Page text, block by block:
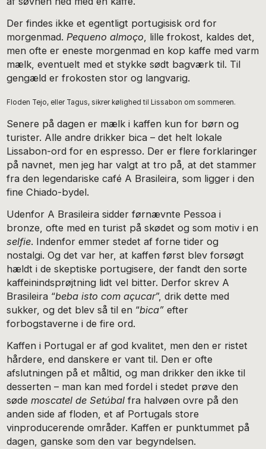
Der findes ikke et egentligt portugisisk ord for
morgenmad.Pequeno almoço, lille frokost, kaldes det,
men ofte er eneste morgenmad en kop kaffe med varm
mælk, eventuelt med et stykke sødt bagværk til. Til
gengæld er frokosten stor og langvarig.
Floden Tejo, eller Tagus, sikrer kølighed til Lissabon om sommeren.
Senere på dagen er mælk i kaffen kun for børn og
turister. Alle andre drikker bica – det helt lokale
Lissabon-ord for en espresso. Der er flere forklaringer
på navnet, men jeg har valgt at tro på, at det stammer
fra den legendariske café A Brasileira, som ligger i den
fine Chiado-bydel.
Udenfor A Brasileira sidder førnævnte Pessoa i
bronze, ofte med en turist på skødet og som motiv i en
selfie. Indenfor emmer stedet af forne tider og
nostalgi. Og det var her, at kaffen først blev forsøgt
hældt i de skeptiske portugisere, der fandt den sorte
kaffeinindsprøjtning lidt vel bitter. Derfor skrev A
Brasileira “beba isto com açucar”, drik dette med
sukker, og det blev så til en “bica” efter
forbogstaverne i de fire ord.
Kaffen i Portugal er af god kvalitet, men den er ristet
hårdere, end danskere er vant til. Den er ofte
afslutningen på et måltid, og man drikker den ikke til
desserten – man kan med fordel i stedet prøve den
sødemoscatel de Setúbal fra halvøen ovre på den
anden side af floden, et af Portugals store
vinproducerende områder. Kaffen er punktummet på
dagen, ganske som den var begyndelsen.